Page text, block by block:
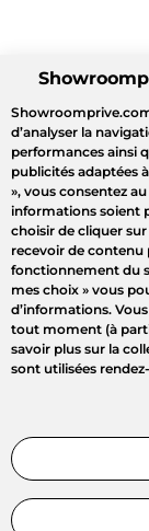
d’analyser la
performances ainsi
publicités adaptées
», vous consentez
informations soient
choisir de cliquer sur
recevoir de contenu
fonctionnement du
mes choix » vous
d’informations.
tout moment (à
savoir plus sur la
sont utilisées